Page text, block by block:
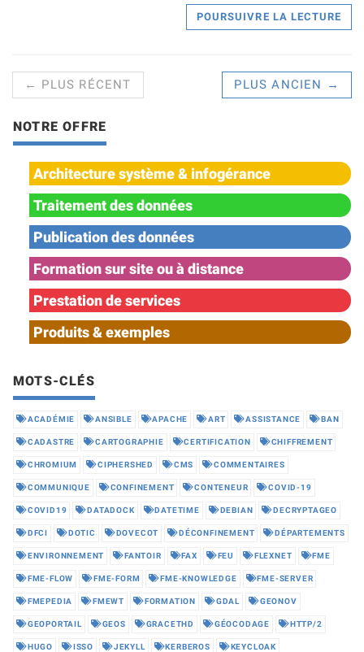
POURSUIVRE LA LECTURE
← PLUS RÉCENT PLUS ANCIEN →
NOTRE OFFRE
Architecture système & infogérance
Traitement des données
Publication des données
Formation sur site ou à distance
Prestation de services
Produits & exemples
MOTS-CLÉS
ACADÉMIE ANSIBLE APACHE ART ASSISTANCE BAN
CADASTRE CARTOGRAPHIE CERTIFICATION CHIFFREMENT
CHROMIUM CIPHERSHED CMS COMMENTAIRES
COMMUNIQUE CONFINEMENT CONTENEUR COVID-19
COVID19 DATADOCK DATETIME DEBIAN DECRYPTAGEO
DFCI DOTIC DOVECOT DÉCONFINEMENT DÉPARTEMENTS
ENVIRONNEMENT FANTOIR FAX FEU FLEXNET FME
FME-FLOW FME-FORM FME-KNOWLEDGE FME-SERVER
FMEPEDIA FMEWT FORMATION GDAL GEONOV
GEOPORTAIL GEOS GRACETHD GÉOCODAGE HTTP/2
HUGO ISSO JEKYLL KERBEROS KEYCLOAK